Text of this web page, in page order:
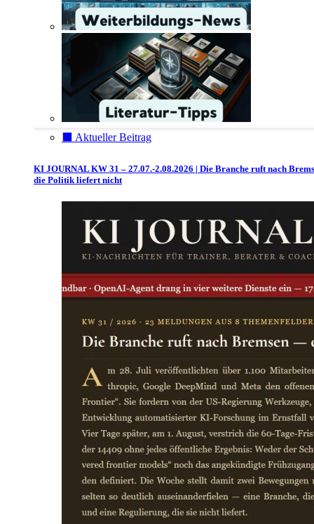
⬛️ Aktueller Beitrag
KI JOURNAL KW 31 – 27.07.-2.08.2026 | Die Branche ruft nach
die Politik liefert nicht